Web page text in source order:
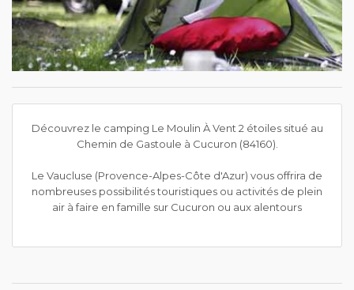
Découvrez le camping Le Moulin À Vent 2 étoiles situé au
Chemin de Gastoule à Cucuron (84160).
Le Vaucluse (Provence-Alpes-Côte d'Azur) vous offrira de
nombreuses possibilités touristiques ou activités de plein
air à faire en famille sur Cucuron ou aux alentours